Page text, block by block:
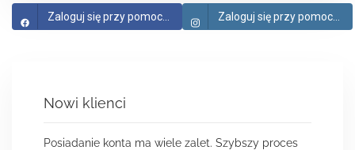
Zaloguj się przy pomocy Facebook Zaloguj się przy pomocy Instagram
Nowi klienci
Posiadanie konta ma wiele zalet. Szybszy proces